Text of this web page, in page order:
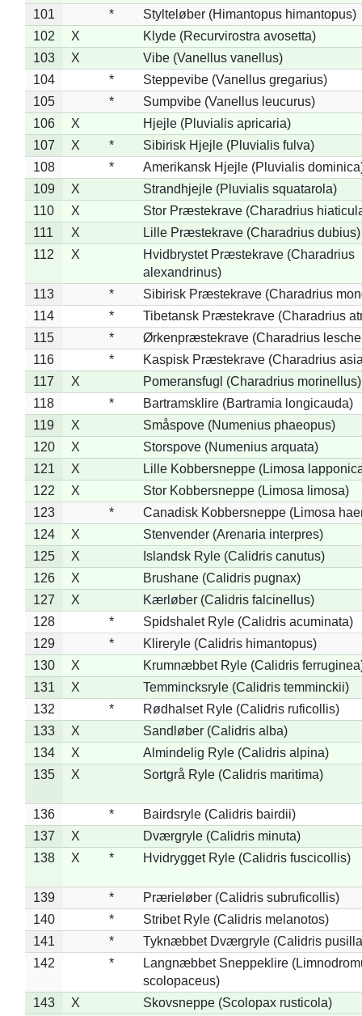
101 *
Stylteløber (Himantopus himantopus)
102
X
Klyde (Recurvirostra avosetta)
103
X
Vibe (Vanellus vanellus)
104
*
Steppevibe (Vanellus gregarius)
105
*
Sumpvibe (Vanellus leucurus)
106
X
Hjejle (Pluvialis apricaria)
107
X *
Sibirisk Hjejle (Pluvialis fulva)
108
*
Amerikansk Hjejle (Pluvialis
109
X
Strandhjejle (Pluvialis squatarola)
110
X
Stor Præstekrave (Charadrius
111
X
Lille Præstekrave (Charadrius dubius)
112
X
Hvidbrystet Præstekrave (Charadrius
alexandrinus)
113
*
Sibirisk Præstekrave (Charadrius
114
*
Tibetansk Præstekrave (Charadrius
115
*
Ørkenpræstekrave (Charadrius
116
*
Kaspisk Præstekrave (Charadrius
117
X
Pomeransfugl (Charadrius morinellus)
118
*
Bartramsklire (Bartramia longicauda)
119
X
Småspove (Numenius phaeopus)
120
X
Storspove (Numenius arquata)
121
X
Lille Kobbersneppe (Limosa
122
X
Stor Kobbersneppe (Limosa limosa)
123
*
Canadisk Kobbersneppe (Limosa
124
X
Stenvender (Arenaria interpres)
125
X
Islandsk Ryle (Calidris canutus)
126
X
Brushane (Calidris pugnax)
127
X
Kærløber (Calidris falcinellus)
128
*
Spidshalet Ryle (Calidris acuminata)
129
*
Klireryle (Calidris himantopus)
130
X
Krumnæbbet Ryle (Calidris
131
X
Temmincksryle (Calidris temminckii)
132
*
Rødhalset Ryle (Calidris ruficollis)
133
X
Sandløber (Calidris alba)
134
X
Almindelig Ryle (Calidris alpina)
135
X Sortgrå Ryle (Calidris maritima)
136 *
Bairdsryle (Calidris bairdii)
137
X
Dværgryle (Calidris minuta)
138
X * Hvidrygget Ryle (Calidris fuscicollis)
139 *
Prærieløber (Calidris subruficollis)
140
*
Stribet Ryle (Calidris melanotos)
141
*
Tyknæbbet Dværgryle (Calidris
142
*
Langnæbbet Sneppeklire
scolopaceus)
143
X
Skovsneppe (Scolopax rusticola)